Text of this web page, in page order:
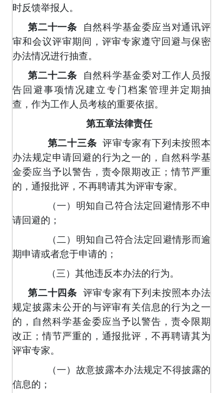
时反馈举报人。
第二十一条 自然科学基金委应当对通讯评
审和会议评审期间，评审专家遵守回避与保密
办法情况进行抽查。
第二十二条 自然科学基金委对工作人员报
告回避事项情况建立专门档案管理并定期抽
查，作为工作人员考核的重要依据。
第五章法律责任
第二十三条评审专家有下列未按照本
办法规定申请回避的行为之一的，自然科学基
金委应当予以警告，责令限期改正；情节严重
的，通报批评，不再聘请其为评审专家。
（一）明知自己符合法定回避情形不申
请回避的；
（二）明知自己符合法定回避情形而逾
期申请或者怠于申请的；
（三）其他违反本办法的行为。
第二十四条 评审专家有下列未按照本办法
规定披露未公开的与评审有关信息的行为之一
的，自然科学基金委应当予以警告，责令限期
改正；情节严重的，通报批评，不再聘请其为
评审专家。
（一）故意披露本办法规定不得披露的
信息的；